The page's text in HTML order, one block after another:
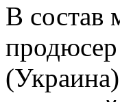
В состав